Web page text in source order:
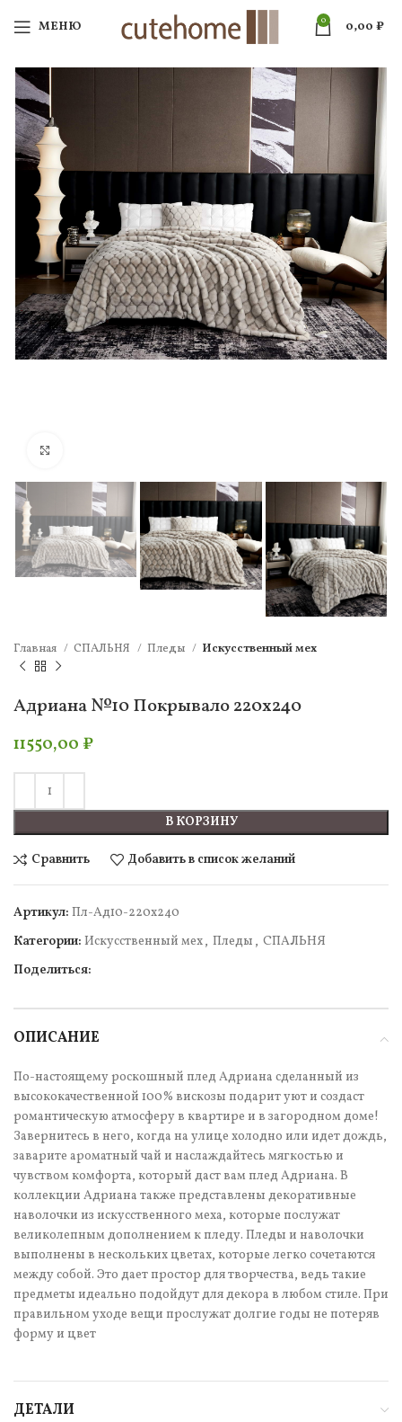
МЕНЮ 0 0,00 ₽
Главная СПАЛЬНЯ Пледы Искусcтвенный мех
Адриана №10 Покрывало 220х240
11550,00 ₽
В КОРЗИНУ
Сравнить Добавить в список желаний
Артикул: Пл-Ад10-220х240
Категории: Искусcтвенный мех, Пледы , СПАЛЬНЯ
Поделиться:
ОПИСАНИЕ
По-настоящему роскошный плед Адриана сделанный из
высококачественной 100% вискозы подарит уют и создаст
романтическую атмосферу в квартире и в загородном доме!
Завернитесь в него, когда на улице холодно или идет дождь,
заварите ароматный чай и наслаждайтесь мягкостью и
чувством комфорта, который даст вам плед Адриана. В
коллекции Адриана также представлены декоративные
наволочки из искусственного меха, которые послужат
великолепным дополнением к пледу. Пледы и наволочки
выполнены в нескольких цветах, которые легко сочетаются
между собой. Это дает простор для творчества, ведь такие
предметы идеально подойдут для декора в любом стиле. При
правильном уходе вещи прослужат долгие годы не потеряв
форму и цвет
ДЕТАЛИ